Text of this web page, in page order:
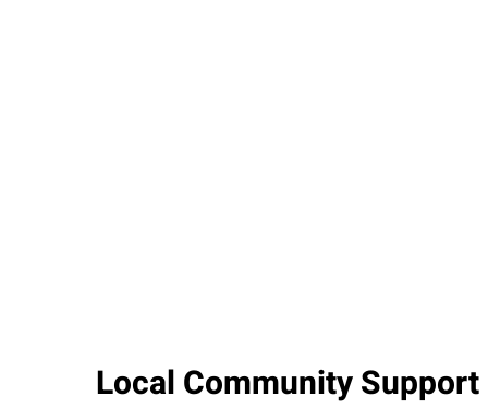
Local Community Support